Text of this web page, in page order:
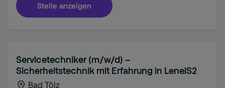
Stelle anzeigen
Servicetechniker (m/w/d) –
Sicherheitstechnik mit Erfahrung in LenelS2
Bad Tölz